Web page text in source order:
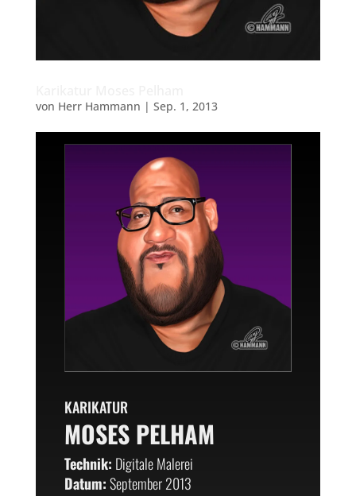
von Herr Hammann | Sep. 1, 2013
KARIKATUR
MOSES PELHAM
Technik: Digitale Malerei
Datum:September 2013